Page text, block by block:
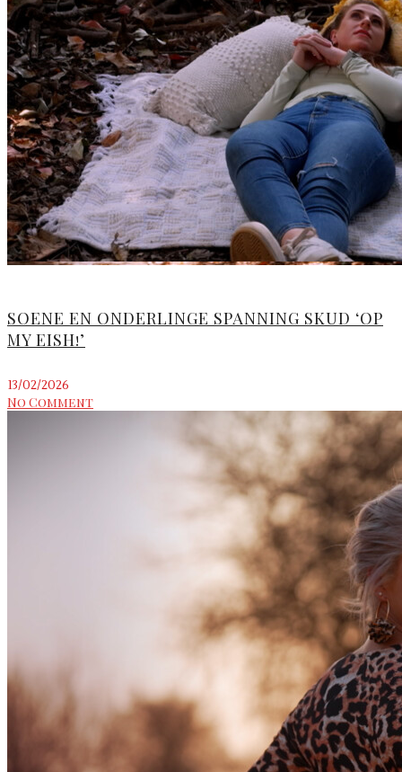
SOENE EN ONDERLINGE SPANNING SKUD ‘OP
MY EISH!’
13/02/2026
No Comment